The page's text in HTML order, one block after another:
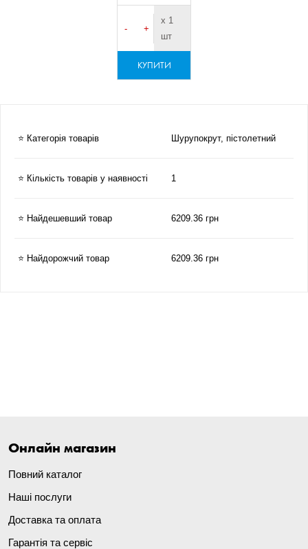
- +
х 1
шт
КУПИТИ
⭐ Категорія товарів Шурупокрут, пістолетний
⭐ Кількість товарів у наявності 1
⭐ Найдешевший товар 6209.36 грн
⭐ Найдорожчий товар 6209.36 грн
Онлайн магазин
Повний каталог
Наші послуги
Доставка та оплата
Гарантія та сервіс